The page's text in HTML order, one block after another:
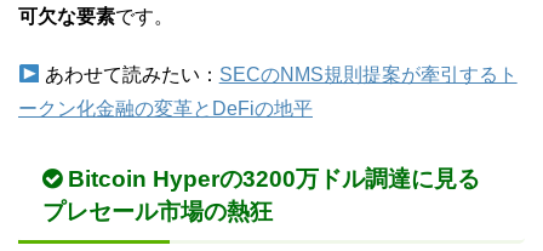
可欠な要素です。
あわせて読みたい： SECのNMS規則提案が牽引するト
ークン化金融の変革とDeFiの地平
Bitcoin Hyperの3200万ドル調達に見る
プレセール市場の熱狂